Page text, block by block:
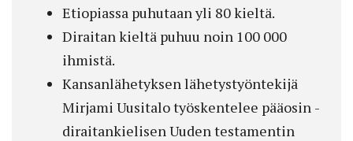
Etiopiassa puhutaan yli 80 kieltä.
Diraitan kieltä puhuu noin 100 000
ihmistä.
Kansanlähetyksen lähetystyöntekijä
Mirjami Uusitalo työskentelee pääosin ­
diraitankielisen Uuden testamentin